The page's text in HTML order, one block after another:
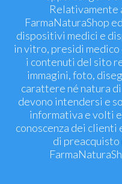
FarmaNaturaShop
dispositivi medici e
in vitro, presidi
i contenuti del sito
immagini, foto,
carattere né natura
devono intendersi e
informativa e volti
conoscenza dei
di